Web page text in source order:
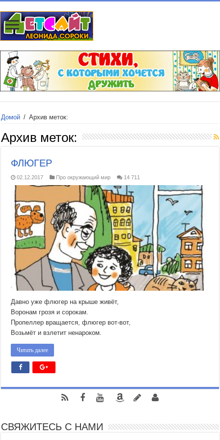
Домой / Архив меток:
Архив меток:
ФЛЮГЕР
02.12.2017 Про окружающий мир 14 711
Давно уже флюгер на крыше живёт,
Воронам грозя и сорокам.
Пропеллер вращается, флюгер вот-вот,
Возьмёт и взлетит ненароком.
Читать далее
СВЯЖИТЕСЬ С НАМИ